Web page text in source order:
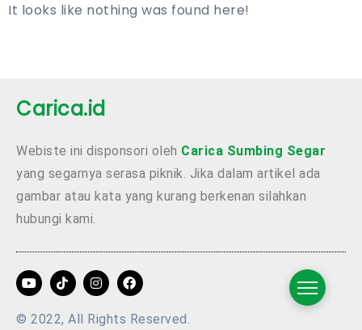
It looks like nothing was found here!
Carica.id
Webiste ini disponsori oleh Carica Sumbing Segar
yang segarnya serasa piknik. Jika dalam artikel ada
gambar atau kata yang kurang berkenan silahkan
hubungi kami.
© 2022, All Rights Reserved.